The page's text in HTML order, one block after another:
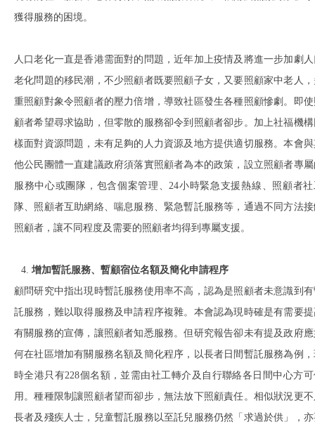
獲得服務的困境。
人口老化一直是香港需面對的問題，近年加上疫情及將進一步加劇
老化問題的移民潮，不少照顧者既要照顧子女，又要照顧家中老人
重照顧對象令照顧者的壓力倍增，導致社區發生各種照顧慘劇。即
顧者希望尋求協助，但零散的服務卻令到照顧者卻步。加上社福機
樣面對資源問題，未有足夠的人力資源及地方提供適切服務。本會
他公民團體一直建議政府須落實照顧者為本的政策，設立照顧者專
服務中心或團隊，包含個案管理、24小時緊急支援熱線、照顧者社
隊、照顧者互助網絡、喘息服務、緊急暫託服務等，通過不同方法
照顧者，讓不同程度及需要的照顧者均得到專屬支援。
增加暫託服務、暫顧宿位名額及簡化申請程序
顧問研究中指出現時暫託服務使用率不高，認為是照顧者未意識到
託服務，難以取得服務及申請程序複雜。本會認為現時確是有需要
有關服務的宣傳，讓照顧者知悉服務。但研究報告卻未有提及政府
何在社區增加有關服務名額及簡化程序，以長者日間暫託服務為例
時全港只有228個名額，並需由社工轉介及自行聯絡各日間中心方
用。種種限制讓照顧者望而卻步，無法放下照顧責任。相似狀況更
長者及殘疾人士，兒童暫託服務以至託兒服務仍然「求過於供」，